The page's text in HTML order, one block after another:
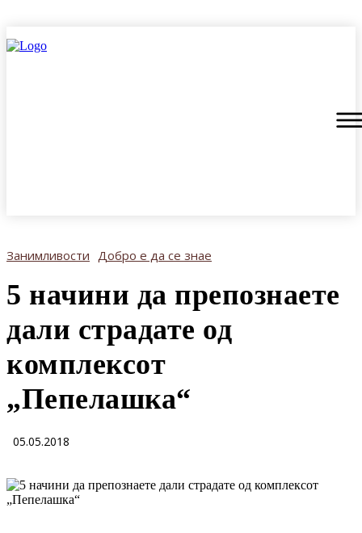
Занимливости Добро е да се знае
5 начини да препознаете
дали страдате од
комплексот
„Пепелашка“
05.05.2018